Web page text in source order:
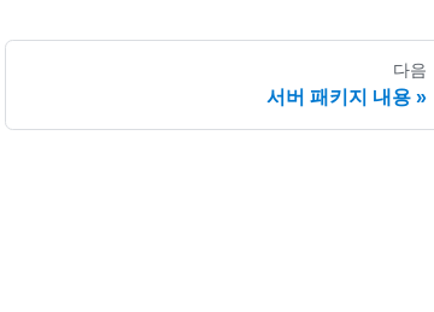
다음
서버 패키지 내용